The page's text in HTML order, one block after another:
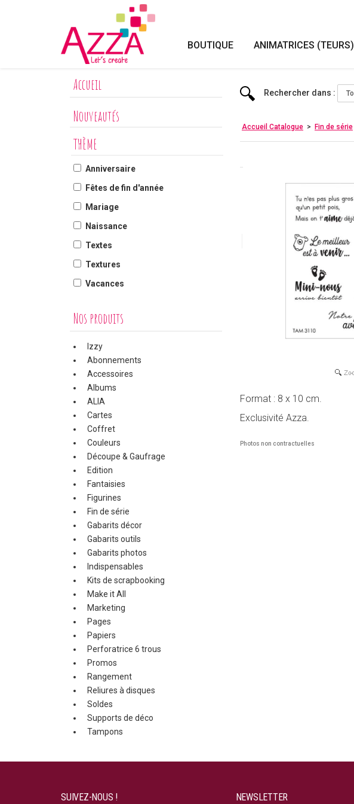
BOUTIQUE ANIMATRICES (TEURS)
Accueil
Nouveautés
THÈME
Anniversaire
Fêtes de fin d'année
Mariage
Naissance
Textes
Textures
Vacances
Nos produits
Izzy
Abonnements
Accessoires
Albums
ALIA
Cartes
Coffret
Couleurs
Découpe & Gaufrage
Edition
Fantaisies
Figurines
Fin de série
Gabarits décor
Gabarits outils
Gabarits photos
Indispensables
Kits de scrapbooking
Make it All
Marketing
Pages
Papiers
Perforatrice 6 trous
Promos
Rangement
Reliures à disques
Soldes
Supports de déco
Tampons
Rechercher dans :
Accueil Catalogue > Fin de série
Format : 8 x 10 cm.
Exclusivité Azza.
Photos non contractuelles
SUIVEZ-NOUS ! NEWSLETTER